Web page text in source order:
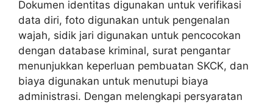
Dokumen identitas digunakan untuk verifikasi
data diri, foto digunakan untuk pengenalan
wajah, sidik jari digunakan untuk pencocokan
dengan database kriminal, surat pengantar
menunjukkan keperluan pembuatan SKCK, dan
biaya digunakan untuk menutupi biaya
administrasi. Dengan melengkapi persyaratan